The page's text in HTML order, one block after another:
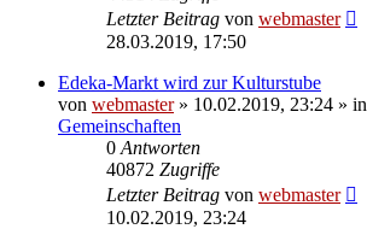
Letzter Beitrag von webmaster
28.03.2019, 17:50
Edeka-Markt wird zur Kulturstube
von webmaster» 10.02.2019, 23:24 » in
Gemeinschaften
0 Antworten
40872 Zugriffe
Letzter Beitrag von webmaster
10.02.2019, 23:24